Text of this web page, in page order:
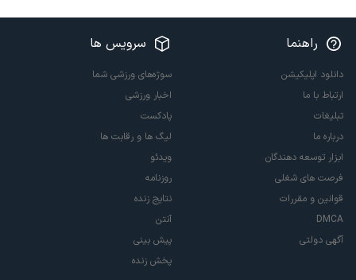
راهنما
دانلود اپلیکیشن
ارتباط با ما
تبلیغات
درباره ما
ابزار توسعه دهندگان
فرصت های شغلی
قوانین و مقررات
DMCA
آگهی دولتی
سرویس ها
سوژه‌های ورزشی شما
اخبار ورزشی
پادکست
لیگ ها و رقابت ها
ویدئو
روزنامه
نتایج زنده
آنتن
پیش بینی
پخش زنده